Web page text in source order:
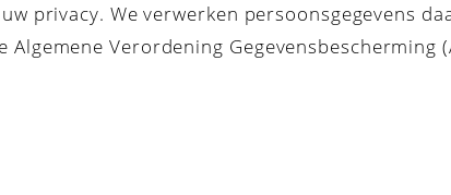
privacy. We verwerken persoonsgegevens
Verordening Gegevensbescherming